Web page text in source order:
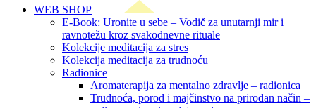
WEB SHOP
E-Book: Uronite u sebe – Vodič za unutarnji mir i
ravnotežu kroz svakodnevne rituale
Kolekcije meditacija za stres
Kolekcija meditacija za trudnoću
Radionice
Aromaterapija za mentalno zdravlje – radionica
Trudnoća, porod i majčinstvo na prirodan način –